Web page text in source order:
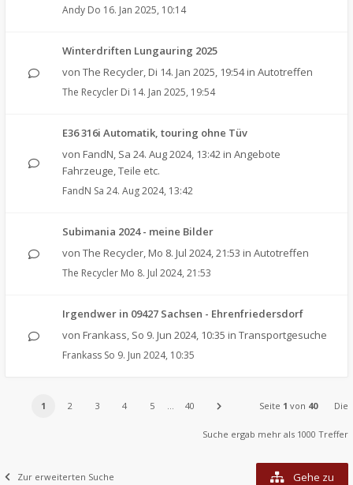
Andy Do 16. Jan 2025, 10:14
Winterdriften Lungauring 2025
von The Recycler, Di 14. Jan 2025, 19:54in Autotreffen
The Recycler Di 14. Jan 2025, 19:54
E36 316i Automatik, touring ohne Tüv
von FandN, Sa 24. Aug 2024, 13:42 in Angebote
Fahrzeuge, Teile etc.
FandN Sa 24. Aug 2024, 13:42
Subimania 2024 - meine Bilder
von The Recycler, Mo 8. Jul 2024, 21:53 in Autotreffen
The Recycler Mo 8. Jul 2024, 21:53
Irgendwer in 09427 Sachsen - Ehrenfriedersdorf
von Frankass, So 9. Jun 2024, 10:35 in Transportgesuche
Frankass So 9. Jun 2024, 10:35
1 2 3 4 5 … 40 Seite 1 von 40 Die
Suche ergab mehr als 1000 Treffer
Zur erweiterten Suche Gehe zu